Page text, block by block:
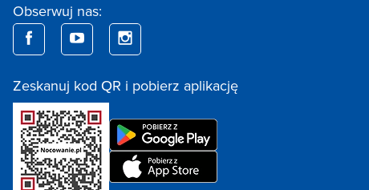
Obserwuj nas:
Zeskanuj kod QR i pobierz aplikację